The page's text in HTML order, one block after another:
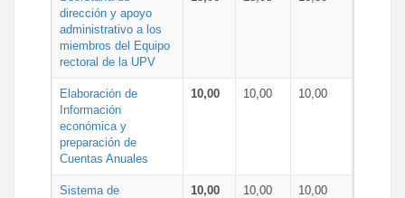
dirección y apoyo
administrativo a los
miembros del Equipo
rectoral de la UPV
Elaboración de
Información
económica y
preparación de
Cuentas Anuales
10,00 10,00 10,00
Sistema de
10,00 10,00 10,00